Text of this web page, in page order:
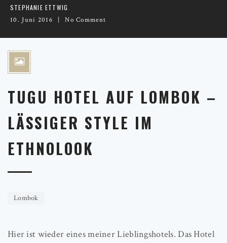
STEPHANIE ETTWIG
10. Juni 2016
No Comment
TUGU HOTEL AUF LOMBOK –
LÄSSIGER STYLE IM
ETHNOLOOK
Lombok
Hier ist wieder eines meiner Lieblingshotels. Das Hotel